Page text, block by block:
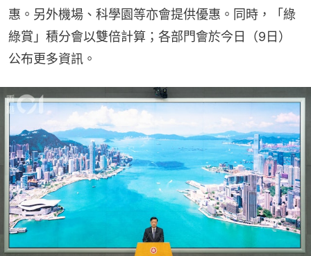
惠。另外機場、科學園等亦會提供優惠。同時，「綠
綠賞」積分會以雙倍計算；各部門會於今日（9日）
公布更多資訊。